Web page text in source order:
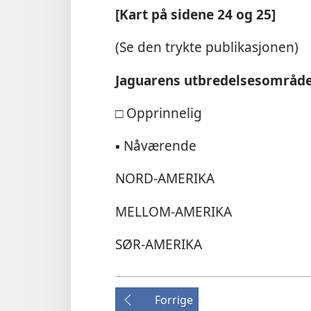
[Kart på sidene 24 og 25]
(Se den trykte publikasjonen)
Jaguarens
□Opprinnelig
▪ Nåværende
NORD-AMERIKA
MELLOM-AMERIKA
SØR-AMERIKA
Forrige